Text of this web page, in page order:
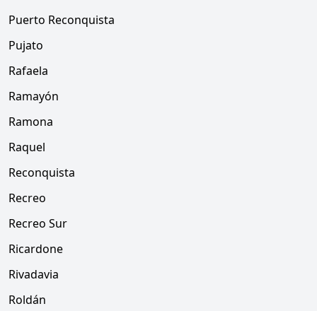
Puerto Reconquista
Pujato
Rafaela
Ramayón
Ramona
Raquel
Reconquista
Recreo
Recreo Sur
Ricardone
Rivadavia
Roldán